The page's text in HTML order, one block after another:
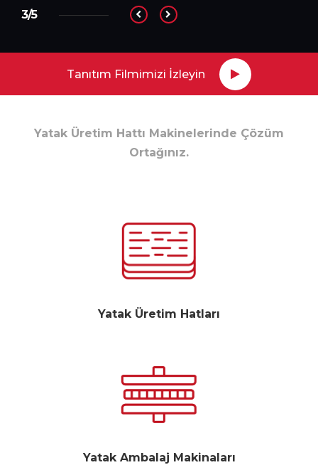
Tanıtım Filmimizi İzleyin
3/5
Yatak Üretim Hattı Makinelerinde Çözüm
Ortağınız.
Yatak Üretim Hatları
Yatak Ambalaj Makinaları